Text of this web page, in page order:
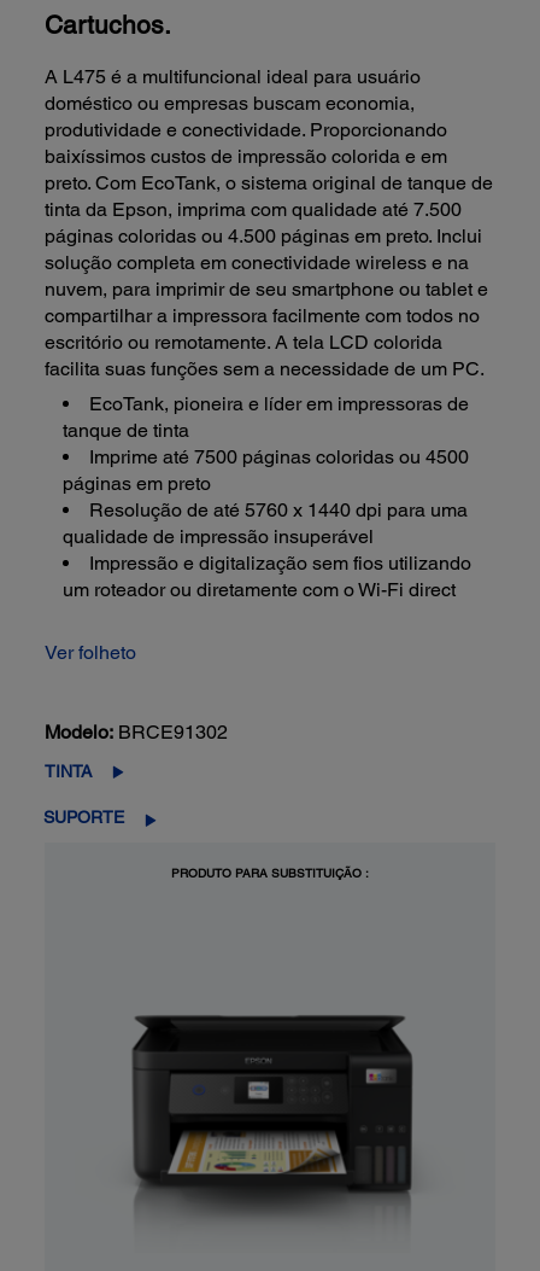
Cartuchos.
A L475 é a multifuncional ideal para usuário
doméstico ou empresas buscam economia,
produtividade e conectividade. Proporcionando
baixíssimos custos de impressão colorida e em
preto. Com EcoTank, o sistema original de tanque de
tinta da Epson, imprima com qualidade até 7.500
páginas coloridas ou 4.500 páginas em preto. Inclui
solução completa em conectividade wireless e na
nuvem, para imprimir de seu smartphone ou tablet e
compartilhar a impressora facilmente com todos no
escritório ou remotamente. A tela LCD colorida
facilita suas funções sem a necessidade de um PC.
EcoTank, pioneira e líder em impressoras de
tanque de tinta
Imprime até 7500 páginas coloridas ou 4500
páginas em preto
Resolução de até 5760 x 1440 dpi para uma
qualidade de impressão insuperável
Impressão e digitalização sem fios utilizando
um roteador ou diretamente com o Wi-Fi direct
Ver folheto
Modelo: BRCE91302
TINTA
SUPORTE
PRODUTO PARA SUBSTITUIÇÃO :